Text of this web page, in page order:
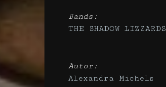
Bands:
THE SHADOW LIZZARDS
Autor:
Alexandra Michels